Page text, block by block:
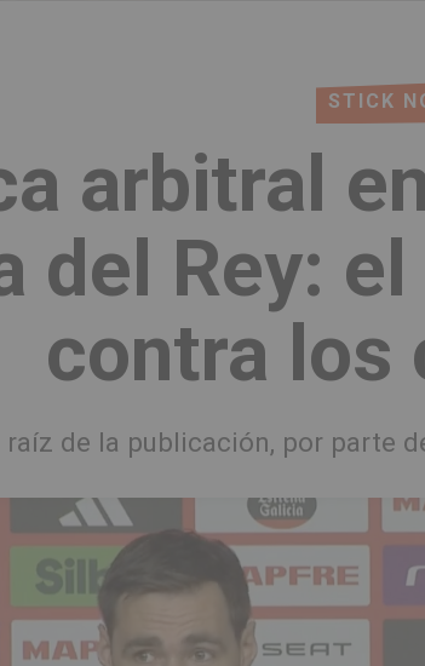
STICK
arbitral
del Rey:
contra los
de la publicación, por parte